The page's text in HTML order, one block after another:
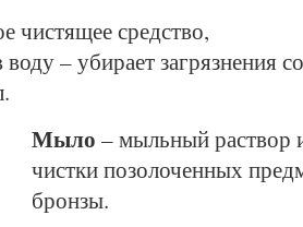
чистящее средство,
– убирает загрязнения со
Мыло – мыльный раствор
чистки позолоченных
бронзы.